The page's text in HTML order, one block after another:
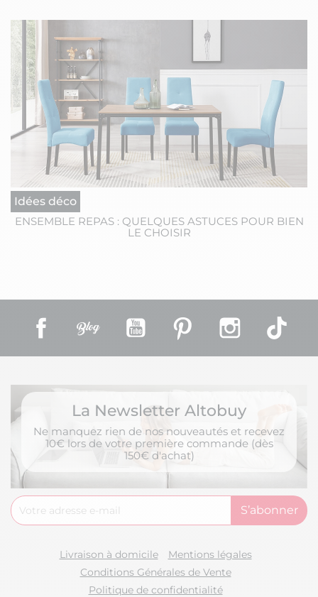
Idées déco
ENSEMBLE REPAS : QUELQUES ASTUCES POUR BIEN
LE CHOISIR
Facebook YouTube Pinterest Instagram
La Newsletter Altobuy
Ne manquez rien de nos nouveautés et recevez
10€ lors de votre première commande (dès
150€ d'achat)
Livraison à domicile
Mentions légales
Conditions Générales de Vente
Politique de confidentialité